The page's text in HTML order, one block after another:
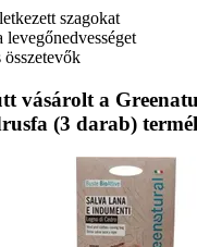
szagokat
levegőnedvességet
összetevők
vásárolt a
(3 darab)